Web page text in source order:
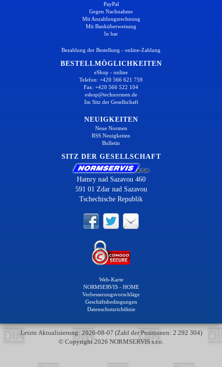
PayPal
Gegen Nachnahme
Mit Anzahlungsrechnung
Mit Banküberweisung
In bar
Bezahlung der Bestellung - online-Zahlung
BESTELLMÖGLICHKEITEN
eShop - online
Telefon: +420 566 621 759
Fax: +420 566 522 104
eshop@technormen.de
Im Sitz der Gesellschaft
NEUIGKEITEN
Neue Normen
RSS Neuigkeiten
Bulletin
SITZ DER GESELLSCHAFT
Hamry nad Sazavou 460
591 01 Zdar nad Sazavou
Tschechische Republik
Web-Karte
NORMSERVIS - HOME
Verbesserungsvorschläge
Geschäftsbedingungen
Datenschutzrichtlinie
Letzte Aktualisierung: 2026-08-07 (Zahl der Positionen: 2 292 304)
© Copyright 2026 NORMSERVIS s.r.o.